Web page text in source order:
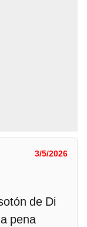
3/5/2026
de Di
pena